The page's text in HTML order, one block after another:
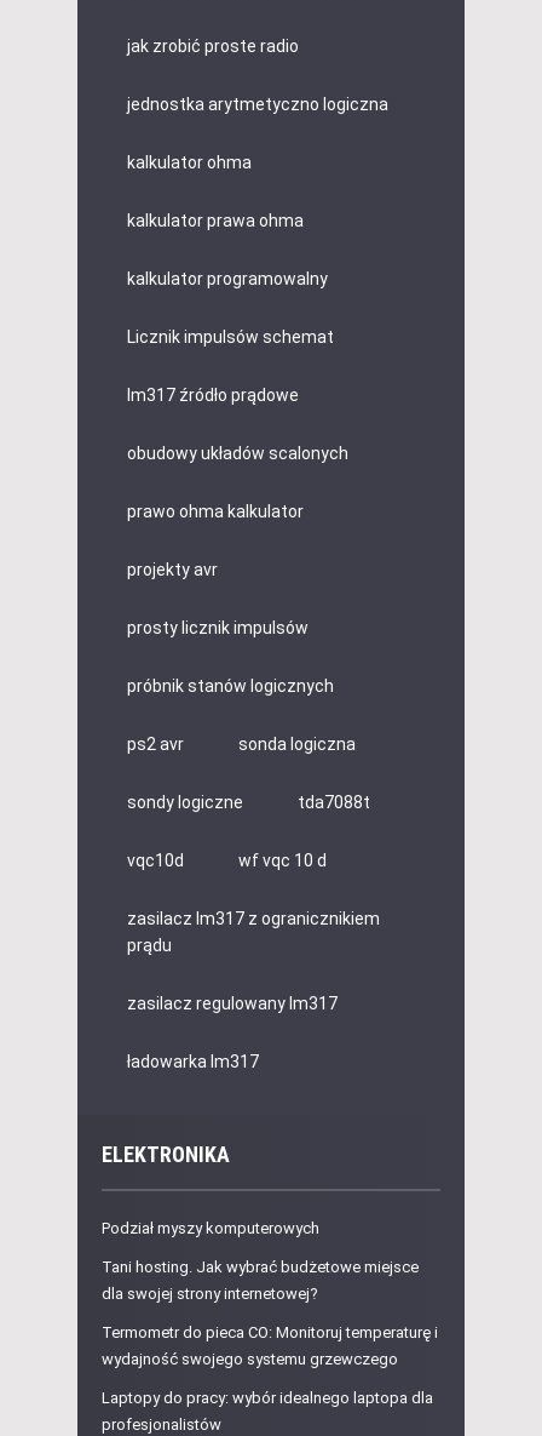
jak zrobić proste radio
jednostka arytmetyczno logiczna
kalkulator ohma
kalkulator prawa ohma
kalkulator programowalny
Licznik impulsów schemat
lm317 źródło prądowe
obudowy układów scalonych
prawo ohma kalkulator
projekty avr
prosty licznik impulsów
próbnik stanów logicznych
ps2 avr sonda logiczna
sondy logiczne tda7088t
vqc10d wf vqc 10 d
zasilacz lm317 z ogranicznikiem
prądu
zasilacz regulowany lm317
ładowarka lm317
ELEKTRONIKA
Podział myszy komputerowych
Tani hosting. Jak wybrać budżetowe miejsce
dla swojej strony internetowej?
Termometr do pieca CO: Monitoruj temperaturę i
wydajność swojego systemu grzewczego
Laptopy do pracy: wybór idealnego laptopa dla
profesjonalistów